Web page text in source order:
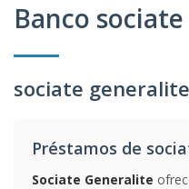
Banco
sociate
Préstamos de
Sociate Generalite